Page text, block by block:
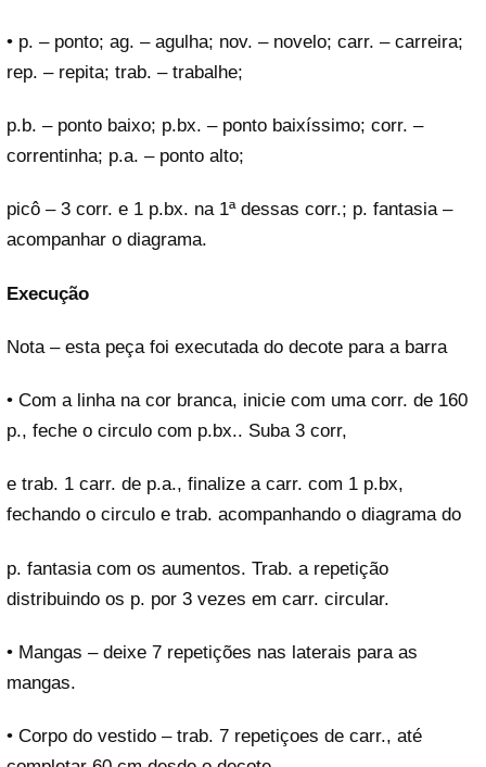
• p. – ponto; ag. – agulha; nov. – novelo; carr. – carreira;
rep. – repita; trab. – trabalhe;
p.b. – ponto baixo; p.bx. – ponto baixíssimo; corr. –
correntinha; p.a. – ponto alto;
picô – 3 corr. e 1 p.bx. na 1ª dessas corr.; p. fantasia –
acompanhar o diagrama.
Execução
Nota – esta peça foi executada do decote para a barra
• Com a linha na cor branca, inicie com uma corr. de 160
p., feche o circulo com p.bx.. Suba 3 corr,
e trab. 1 carr. de p.a., finalize a carr. com 1 p.bx,
fechando o circulo e trab. acompanhando o diagrama do
p. fantasia com os aumentos. Trab. a repetição
distribuindo os p. por 3 vezes em carr. circular.
• Mangas – deixe 7 repetições nas laterais para as
mangas.
• Corpo do vestido – trab. 7 repetiçoes de carr., até